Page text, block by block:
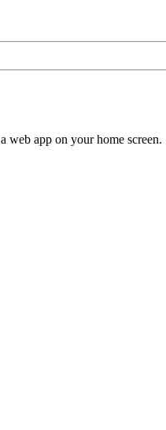
web app on your home screen.